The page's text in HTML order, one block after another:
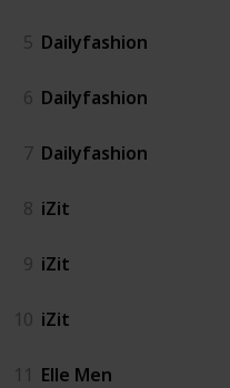
5 Dailyfashion
6 Dailyfashion
7 Dailyfashion
8 iZit
9 iZit
10 iZit
11 Elle Men